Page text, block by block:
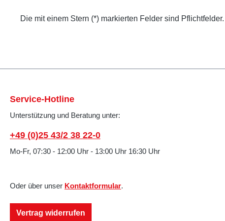
Die mit einem Stern (*) markierten Felder sind Pflichtfelder.
Service-Hotline
Unterstützung und Beratung unter:
+49 (0)25 43/2 38 22-0
Mo-Fr, 07:30 - 12:00 Uhr - 13:00 Uhr 16:30 Uhr
Oder über unser Kontaktformular.
Vertrag widerrufen